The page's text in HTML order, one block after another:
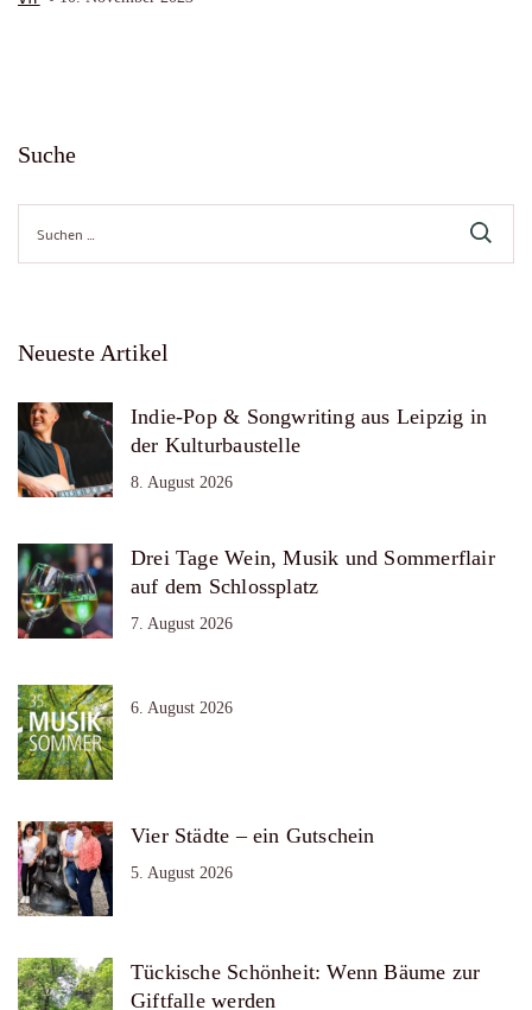
Suche
nach:
Neueste Artikel
Indie-Pop & Songwriting aus Leipzig in
der Kulturbaustelle
8. August 2026
Drei Tage Wein, Musik und Sommerflair
auf dem Schlossplatz
7. August 2026
6. August 2026
Vier Städte – ein Gutschein
5. August 2026
Tückische Schönheit: Wenn Bäume zur
Giftfalle werden